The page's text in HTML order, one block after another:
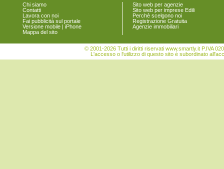
Venezia
Vigonovo
Chi siamo
Contatti
Lavora con noi
Fai pubblicità sul portale
Versione mobile | iPhone
Mappa del sito
Sito web per agenzie
Sito web per imprese Edili
Perchè scelgono noi
Registrazione Gratuita
Agenzie immobiliari
© 2001-2026 Tutti i diritti riservati www.smartly.it P.IVA
L'accesso o l'utilizzo di questo sito è subordinato